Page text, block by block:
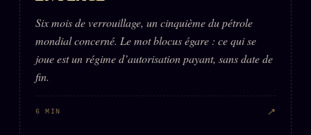
Six mois de verrouillage, un cinquième du pétrole
mondial concerné. Le mot blocus égare : ce qui se
joue est un régime d’autorisation payant, sans date de
fin.
6 MIN ↗